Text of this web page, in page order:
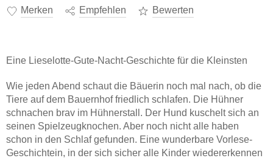
Merken Empfehlen Bewerten
Eine Lieselotte-Gute-Nacht-Geschichte für die Kleinsten
Wie jeden Abend schaut die Bäuerin noch mal nach, ob die
Tiere auf dem Bauernhof friedlich schlafen. Die Hühner
schnachen brav im Hühnerstall. Der Hund kuschelt sich an
seinen Spielzeugknochen. Aber noch nicht alle haben
schon in den Schlaf gefunden. Eine wunderbare Vorlese-
Geschichtein, in der sich sicher alle Kinder wiedererkennen